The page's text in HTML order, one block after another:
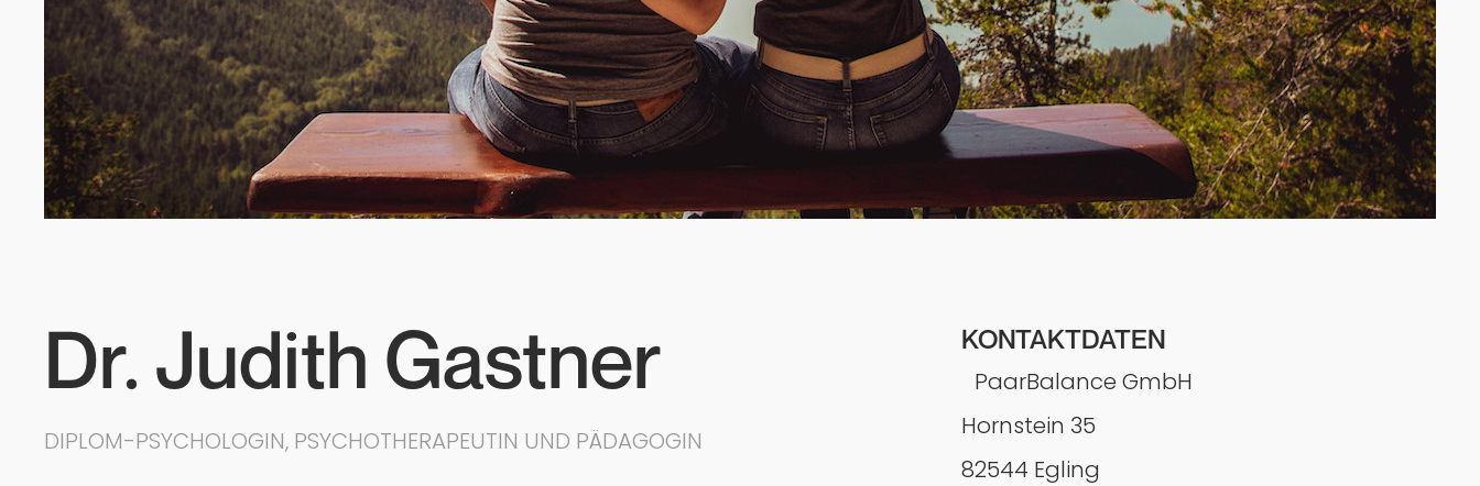
Dr. Judith Gastner
DIPLOM-PSYCHOLOGIN, PSYCHOTHERAPEUTIN UND PÄDAGOGIN
KONTAKTDATEN
PaarBalance GmbH
Hornstein 35
82544 Egling